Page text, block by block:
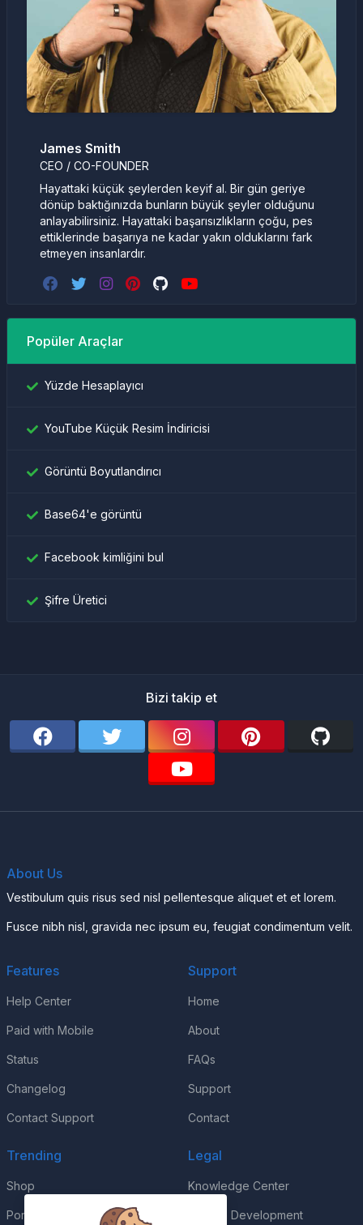
James Smith
CEO / CO-FOUNDER
Hayattaki küçük şeylerden keyif al. Bir gün geriye
dönüp baktığınızda bunların büyük şeyler olduğunu
anlayabilirsiniz. Hayattaki başarısızlıkların çoğu, pes
ettiklerinde başarıya ne kadar yakın olduklarını fark
etmeyen insanlardır.
Popüler Araçlar
Yüzde Hesaplayıcı
YouTube Küçük Resim İndiricisi
Görüntü Boyutlandırıcı
Base64'e görüntü
Facebook kimliğini bul
Şifre Üretici
Bizi takip et
About Us
Vestibulum quis risus sed nisl pellentesque aliquet et et lorem.
Fusce nibh nisl, gravida nec ipsum eu, feugiat condimentum velit.
Features
Help Center
Paid with Mobile
Status
Changelog
Contact Support
Support
Home
About
FAQs
Support
Contact
Trending
Shop
Portfolio
Legal
Knowledge Center
Custom Development